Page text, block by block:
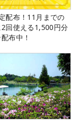
配布！11月までの
回使える1,500円分
布中！